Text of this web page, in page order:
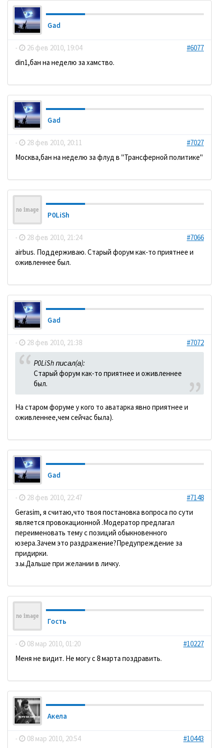
Gad
- 26 фев 2010, 19:04
#6077
din1,бан на неделю за хамство.
Gad
- 28 фев 2010, 20:11
#7027
Москва,бан на неделю за флуд в "Трансферной политике"
P0LiSh
- 28 фев 2010, 21:24
#7066
аirbus. Поддерживаю. Старый форум как-то приятнее и
оживленнее был.
Gad
- 28 фев 2010, 21:38 #7072
P0LiSh писал(а):
Старый форум как-то приятнее и оживленнее
был.
На старом форуме у кого то аватарка явно приятнее и
оживленнее,чем сейчас была).
Gad
- 28 фев 2010, 22:47
#7148
Gerasim, я считаю,что твоя постановка вопроса по сути
является провокационной .Модератор предлагал
переименовать тему с позиций обыкновенного
юзера.Зачем это раздражение?Предупреждение за
придирки.
з.ы.Дальше при желании в личку.
Гость
- 08 мар 2010, 01:20
#10227
Меня не видит. Не могу с 8 марта поздравить.
Акела
- 08 мар 2010, 20:54
#10443